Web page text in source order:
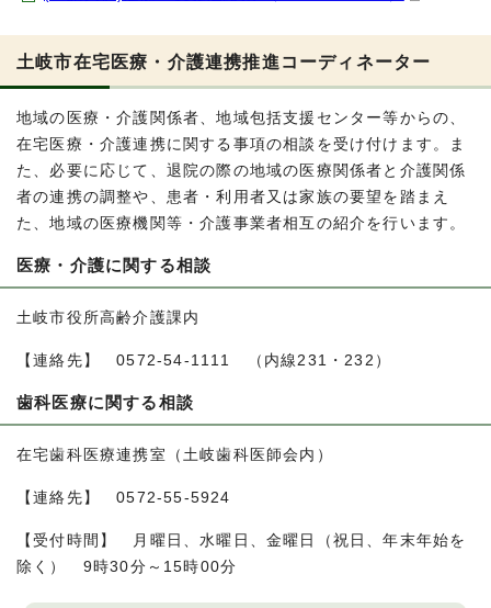
土岐市在宅医療・介護連携推進コーディネーター
地域の医療・介護関係者、地域包括支援センター等からの、
在宅医療・介護連携に関する事項の相談を受け付けます。ま
た、必要に応じて、退院の際の地域の医療関係者と介護関係
者の連携の調整や、患者・利用者又は家族の要望を踏まえ
た、地域の医療機関等・介護事業者相互の紹介を行います。
医療・介護に関する相談
土岐市役所高齢介護課内
【連絡先】 0572-54-1111 （内線231・232）
歯科医療に関する相談
在宅歯科医療連携室（土岐歯科医師会内）
【連絡先】 0572-55-5924
【受付時間】 月曜日、水曜日、金曜日（祝日、年末年始を
除く） 9時30分～15時00分